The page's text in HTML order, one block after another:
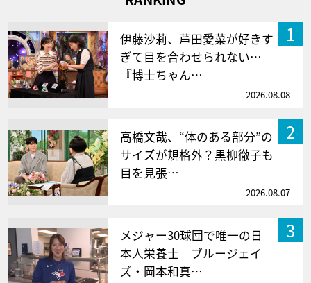
1
伊藤沙莉、芦田愛菜が好きす
ぎて目を合わせられない…
『博士ちゃん…
2026.08.08
2
高橋文哉、“体のある部分”の
サイズが規格外？黒柳徹子も
目を見張…
2026.08.07
3
メジャー30球団で唯一の日
本人栄養士 ブルージェイ
ズ・岡本和真…